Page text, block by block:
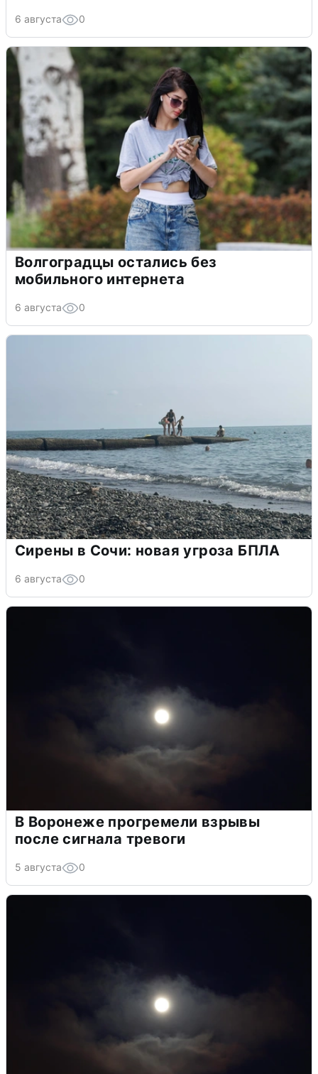
6 августа 0
Волгоградцы остались без
мобильного интернета
6 августа 0
Сирены в Сочи: новая угроза БПЛА
6 августа 0
В Воронеже прогремели взрывы
после сигнала тревоги
5 августа 0